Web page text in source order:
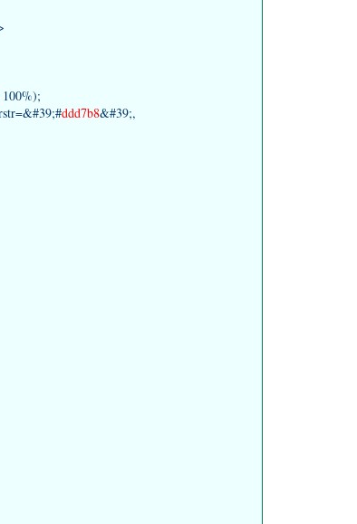
100%);
ddd7b8&#39;,